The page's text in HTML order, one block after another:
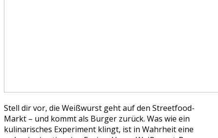
Stell dir vor, die Weißwurst geht auf den Streetfood-
Markt – und kommt als Burger zurück. Was wie ein
kulinarisches Experiment klingt, ist in Wahrheit eine